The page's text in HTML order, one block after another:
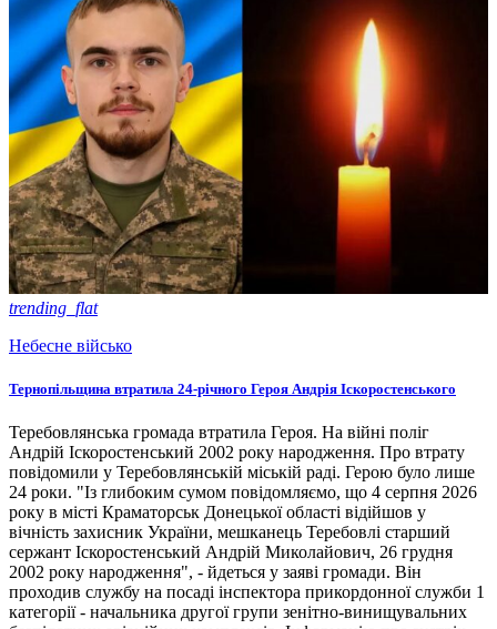
trending_flat
Небесне військо
Тернопільщина втратила 24-річного Героя Андрія Іскоростенського
Теребовлянська громада втратила Героя. На війні поліг
Андрій Іскоростенський 2002 року народження. Про втрату
повідомили у Теребовлянській міській раді. Герою було лише
24 роки. "Із глибоким сумом повідомляємо, що 4 серпня 2026
року в місті Краматорськ Донецької області відійшов у
вічність захисник України, мешканець Теребовлі старший
сержант Іскоростенський Андрій Миколайович, 26 грудня
2002 року народження", - йдеться у заяві громади. Він
проходив службу на посаді інспектора прикордонної служби 1
категорії - начальника другої групи зенітно-винищувальних